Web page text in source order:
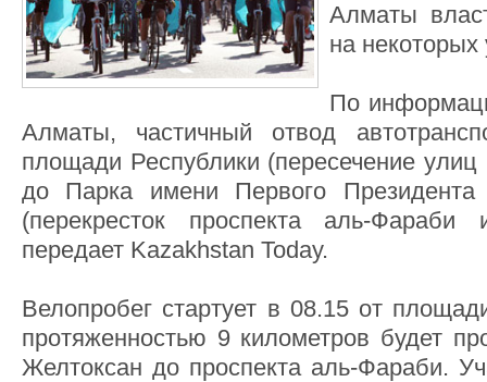
Алматы
на некоторых
По
Алматы, частичный отвод
площади Республики (пересечение
до Парка имени Первого Президента
(перекресток проспекта аль-
передает Kazakhstan Today.
Велопробег стартует в 08.15 от
протяженностью 9 километров будет
Желтоксан до проспекта аль-Фараби.